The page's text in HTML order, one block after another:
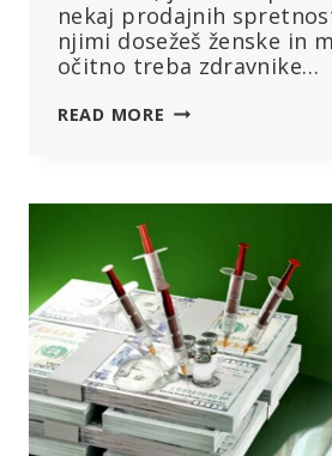
nekaj prodajnih
njimi dosežeš ženske in
očitno treba zdravnike…
READ MORE CEPLJENJE
FARMACEVTSKEGA
POSLA
IN
MEDICINE